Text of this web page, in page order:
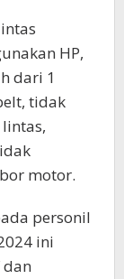
HP,
dari 1
tidak
motor.
personil
ini